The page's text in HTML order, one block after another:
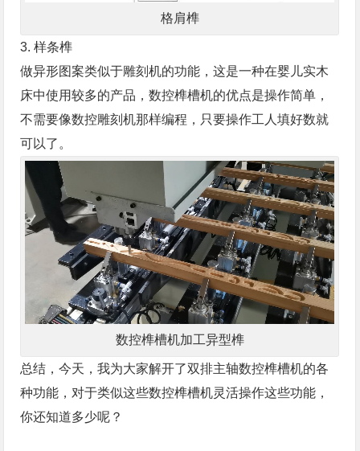
格肩榫
3. 样条榫
做异形图案类似于雕刻机的功能，这是一种在婴儿实木
床中使用较多的产品，数控榫槽机的优点是操作简单，
不需要像数控雕刻机那样编程，只要操作工人填好数就
可以了。
数控榫槽机加工异型榫
总结，今天，我为大家解开了双排主轴数控榫槽机的各
种功能，对于类似这些数控榫槽机灵活操作这些功能，
你还知道多少呢？